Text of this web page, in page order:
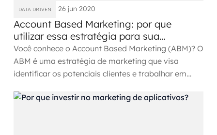
DATA DRIVEN 26 jun 2020
Account Based Marketing: por que
utilizar essa estratégia para sua
empresa?
Você conhece o Account Based Marketing (ABM)? O
ABM é uma estratégia de marketing que visa
identificar os potenciais clientes e trabalhar em